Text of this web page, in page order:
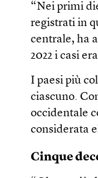
“Nei primi
registrati in
centrale, ha
2022 i casi
I paesi più
ciascuno.
occidentale
considerata
Cinque